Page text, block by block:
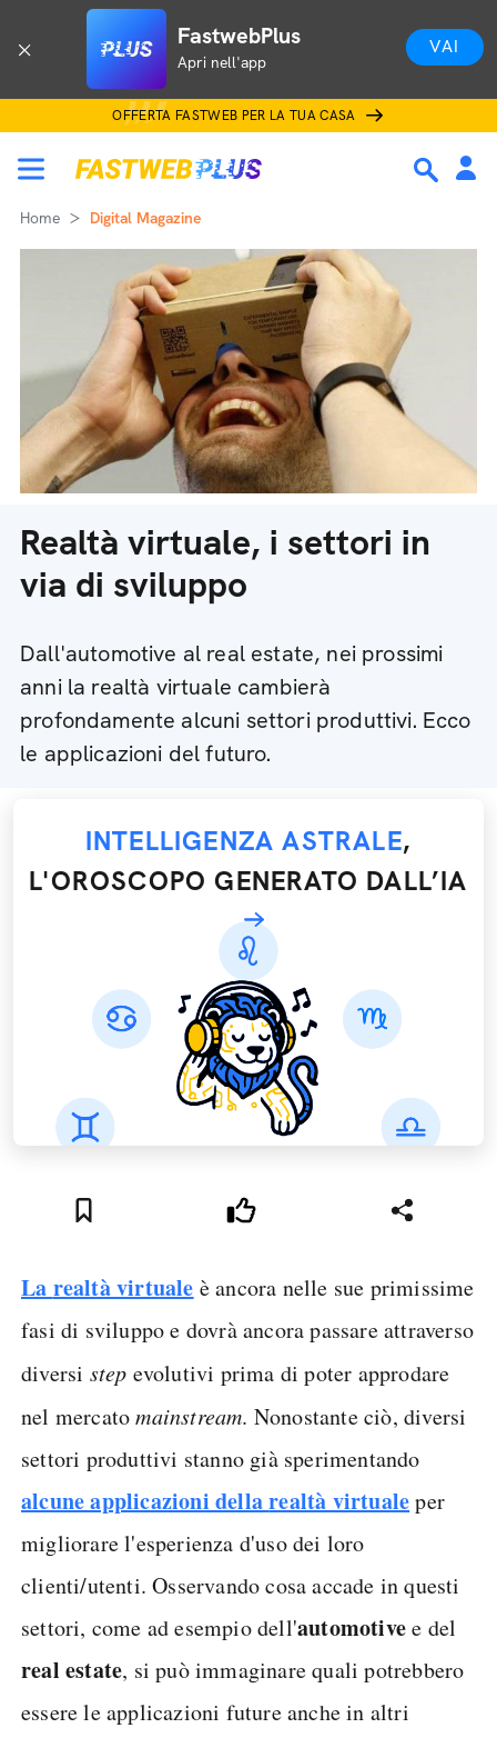
FastwebPlus
Apri nell'app
VAI
OFFERTA FASTWEB PER LA TUA CASA
Home Digital Magazine
Realtà virtuale, i settori in
via di sviluppo
Dall'automotive al real estate, nei prossimi
anni la realtà virtuale cambierà
profondamente alcuni settori produttivi. Ecco
le applicazioni del futuro.
INTELLIGENZA ASTRALE,
L'OROSCOPO GENERATO DALL’IA
La realtà virtuale è ancora nelle sue primissime
fasi di sviluppo e dovrà ancora passare attraverso
diversi step evolutivi prima di poter approdare
nel mercatomainstream. Nonostante ciò, diversi
settori produttivi stanno già sperimentando
alcune applicazioni dellarealtà virtualeper
migliorare l'esperienza d'uso dei loro
clienti/utenti. Osservando cosa accade in questi
settori, come ad esempio dell'automotivee del
real estate, si può immaginare quali potrebbero
essere le applicazioni future anche in altri